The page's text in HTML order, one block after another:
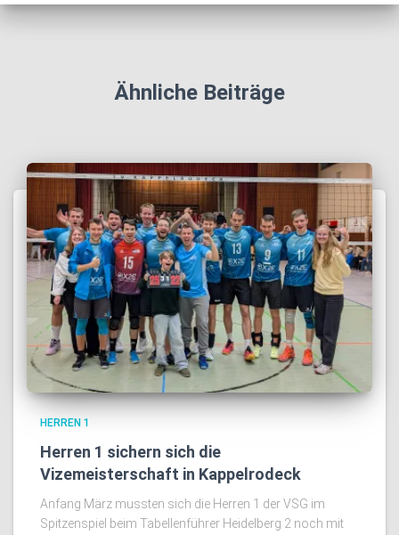
Ähnliche Beiträge
HERREN 1
Herren 1 sichern sich die
Vizemeisterschaft in Kappelrodeck
Anfang März mussten sich die Herren 1 der VSG im
Spitzenspiel beim Tabellenführer Heidelberg 2 noch mit